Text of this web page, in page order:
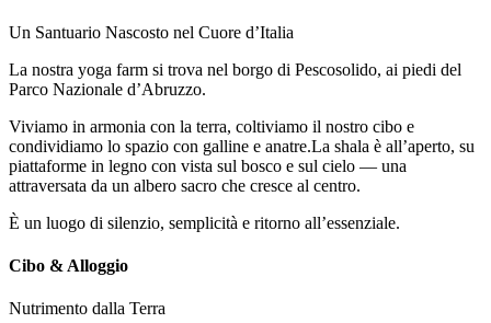
Un Santuario Nascosto nel Cuore d’Italia
La nostra yoga farm si trova nel borgo di Pescosolido, ai piedi del
Parco Nazionale d’Abruzzo.
Viviamo in armonia con la terra, coltiviamo il nostro cibo e
condividiamo lo spazio con galline e anatre.La shala è all’aperto, su
piattaforme in legno con vista sul bosco e sul cielo — una
attraversata da un albero sacro che cresce al centro.
È un luogo di silenzio, semplicità e ritorno all’essenziale.
Cibo & Alloggio
Nutrimento dalla Terra